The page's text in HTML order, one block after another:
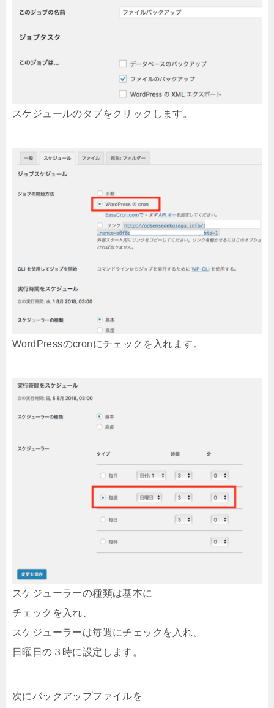
スケジュールのタブをクリックします。
WordPressのcronにチェックを入れます。
スケジューラーの種類は基本に
チェックを入れ、
スケジューラーは毎週にチェックを入れ、
日曜日の３時に設定します。
次にバックアップファイルを